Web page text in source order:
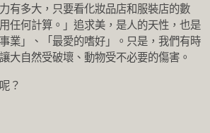
有多大，只要看化妝品店和服裝店的數
任何計算。」追求美，是人的天性，也是
業」、「最愛的嗜好」。只是，我們有時
大自然受破壞、動物受不必要的傷害。
？